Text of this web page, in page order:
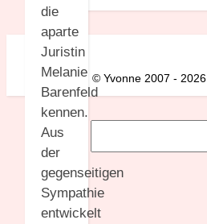
die
aparte
Juristin
Melanie
Barenfeld
kennen.
Aus
der
gegenseitigen
Sympathie
entwickelt
© Yvonne 2007 - 2026